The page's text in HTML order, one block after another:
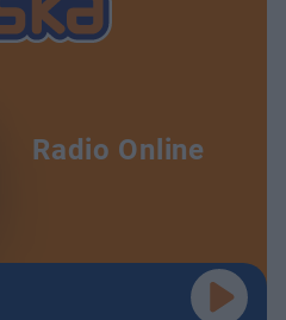
Radio Online